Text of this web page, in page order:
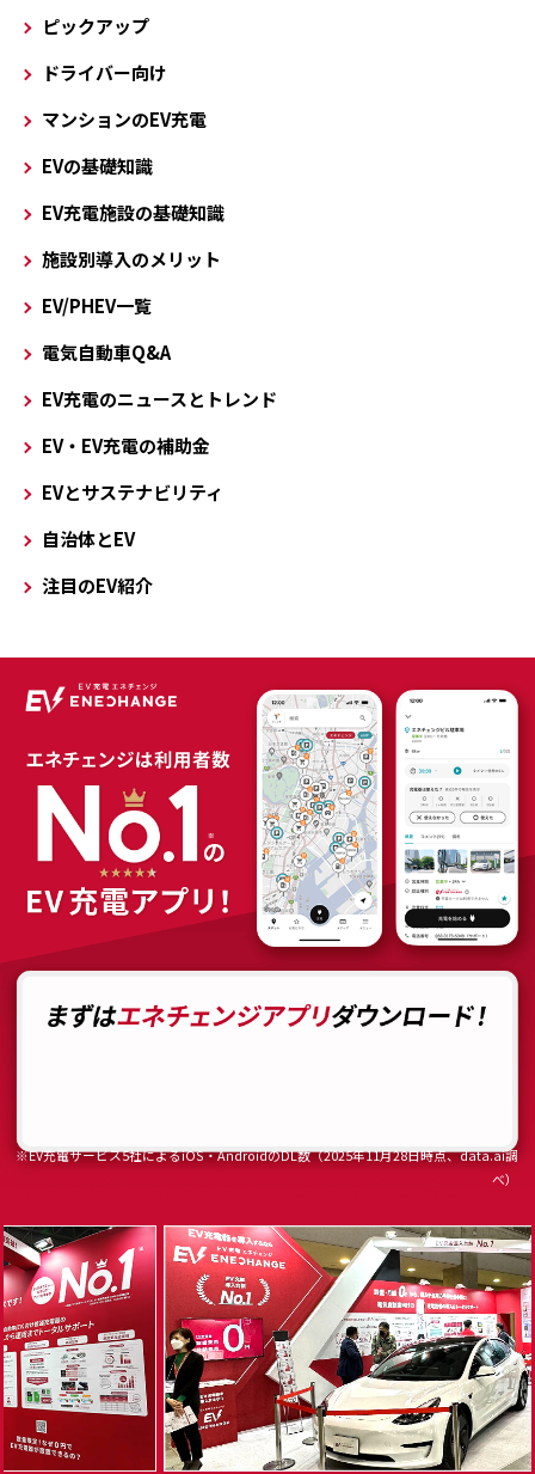
ピックアップ
ドライバー向け
マンションのEV充電
EVの基礎知識
EV充電施設の基礎知識
施設別導入のメリット
EV/PHEV一覧
電気自動車Q&A
EV充電のニュースとトレンド
EV・EV充電の補助金
EVとサステナビリティ
自治体とEV
注目のEV紹介
※EV充電サービス5社によるiOS・AndroidのDL数（2025年11月28日時点、data.ai調
べ）